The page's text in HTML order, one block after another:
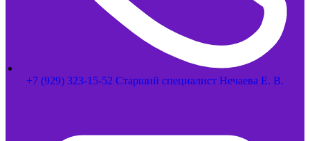
+7 (929) 323-15-52 Старший специалист Нечаева Е. В.